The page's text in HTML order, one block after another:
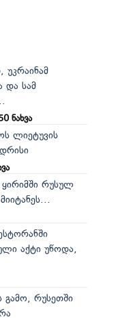
და სამ
ნახვა
ლიეტუვის
ყირიმში რუსულ
აქტი უწოდა,
გამო, რუსეთში